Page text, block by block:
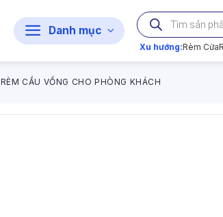
Danh mục
Tìm
kiếm
sản
phẩm
Xu hướng:Rèm Cửa
RÈM CẦU VỒNG CHO PHÒNG KHÁCH